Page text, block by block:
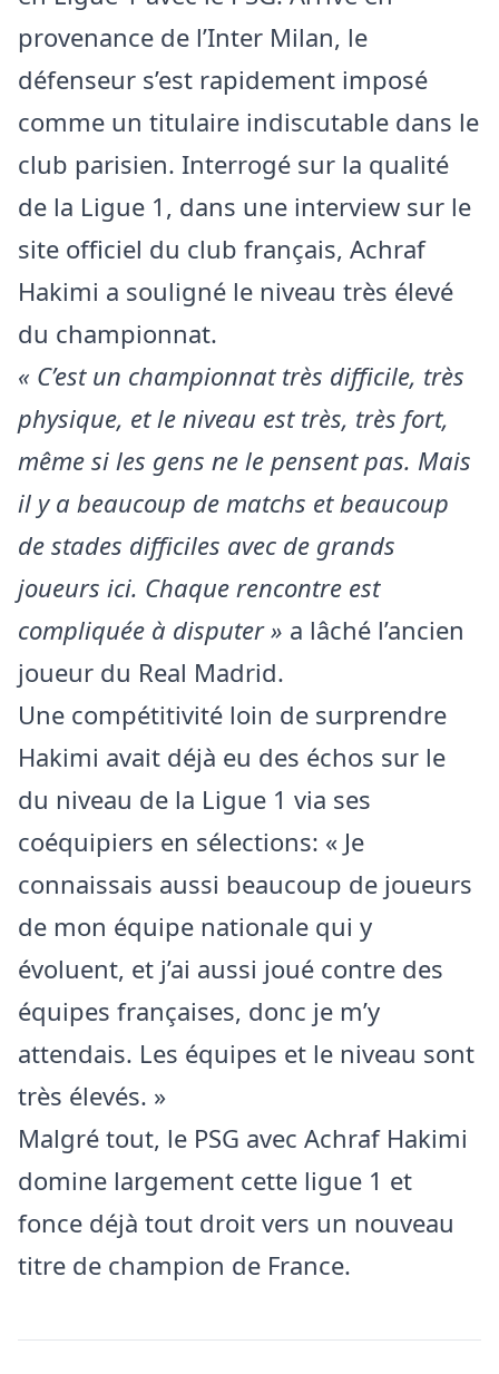
provenance de l’Inter Milan, le
défenseur s’est rapidement imposé
comme un titulaire indiscutable dans le
club parisien. Interrogé sur la qualité
de la Ligue 1, dans une interview sur le
site officiel du club français, Achraf
Hakimi a souligné le niveau très élevé
du championnat.
« C’est un championnat très difficile, très
physique, et le niveau est très, très fort,
même si les gens ne le pensent pas. Mais
il y a beaucoup de matchs et beaucoup
de stades difficiles avec de grands
joueurs ici. Chaque rencontre est
compliquée à disputer » a lâché l’ancien
joueur du Real Madrid.
Une compétitivité loin de surprendre
Hakimi avait déjà eu des échos sur le
du niveau de la Ligue 1 via ses
coéquipiers en sélections: « Je
connaissais aussi beaucoup de joueurs
de mon équipe nationale qui y
évoluent, et j’ai aussi joué contre des
équipes françaises, donc je m’y
attendais. Les équipes et le niveau sont
très élevés. »
Malgré tout, le PSG avec Achraf Hakimi
domine largement cette ligue 1 et
fonce déjà tout droit vers un nouveau
titre de champion de France.